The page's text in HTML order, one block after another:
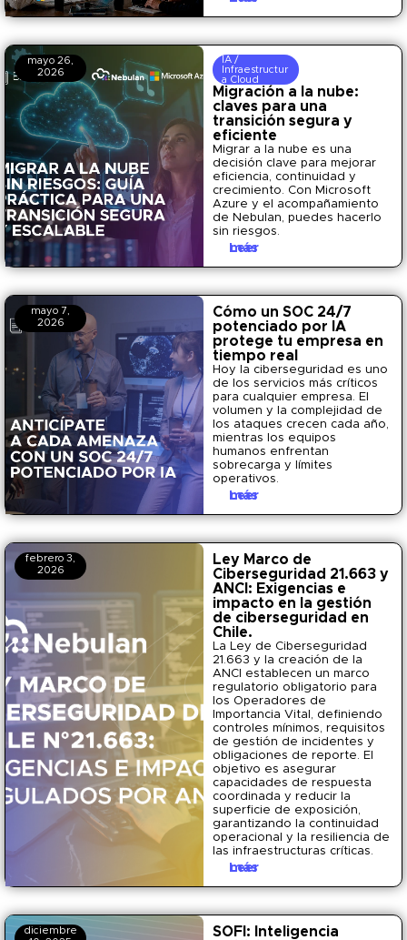
mayo 26,
2026
IA /
Infraestructur
a Cloud
Migración a la nube:
claves para una
transición segura y
eficiente
Migrar a la nube es una
decisión clave para mejorar
eficiencia, continuidad y
crecimiento. Con Microsoft
Azure y el acompañamiento
de Nebulan, puedes hacerlo
sin riesgos.
Leer más
mayo 7,
2026
Cómo un SOC 24/7
potenciado por IA
protege tu empresa en
tiempo real
Hoy la ciberseguridad es uno
de los servicios más críticos
para cualquier empresa. El
volumen y la complejidad de
los ataques crecen cada año,
mientras los equipos
humanos enfrentan
sobrecarga y límites
operativos.
Leer más
febrero 3,
2026
Ley Marco de
Ciberseguridad 21.663 y
ANCI: Exigencias e
impacto en la gestión
de ciberseguridad en
Chile.
La Ley de Ciberseguridad
21.663 y la creación de la
ANCI establecen un marco
regulatorio obligatorio para
los Operadores de
Importancia Vital, definiendo
controles mínimos, requisitos
de gestión de incidentes y
obligaciones de reporte. El
objetivo es asegurar
capacidades de respuesta
coordinada y reducir la
superficie de exposición,
garantizando la continuidad
operacional y la resiliencia de
las infraestructuras críticas.
Leer más
diciembre
SOFI: Inteligencia